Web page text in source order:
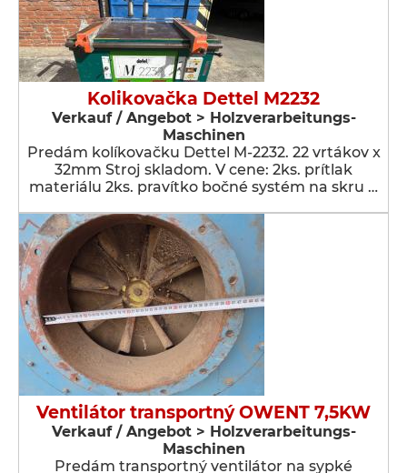
Kolikovačka Dettel M2232
Verkauf / Angebot > Holzverarbeitungs-
Maschinen
Predám kolíkovačku Dettel M-2232. 22 vrtákov x
32mm Stroj skladom. V cene: 2ks. prítlak
materiálu 2ks. pravítko bočné systém na skru …
Ventilátor transportný OWENT 7,5KW
Verkauf / Angebot > Holzverarbeitungs-
Maschinen
Predám transportný ventilátor na sypké